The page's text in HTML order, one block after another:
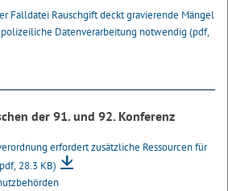
Falldatei Rauschgift deckt gravierende Mängel
Datenverarbeitung notwendig (pdf,
der 91. und 92. Konferenz
erfordert zusätzliche Ressourcen für
28.3 KB)